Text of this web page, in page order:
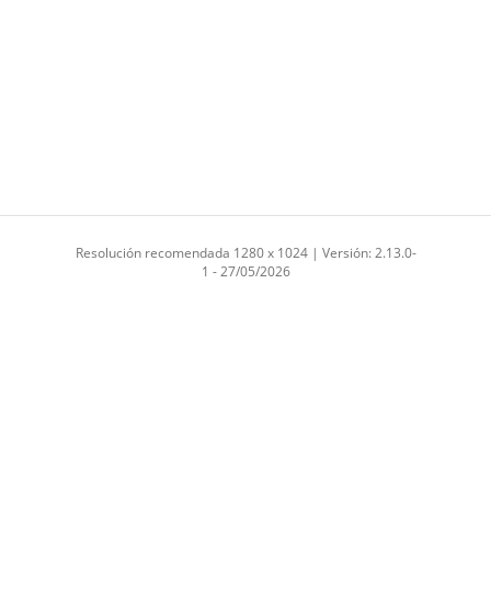
Resolución recomendada 1280 x 1024 | Versión: 2.13.0-
1 - 27/05/2026